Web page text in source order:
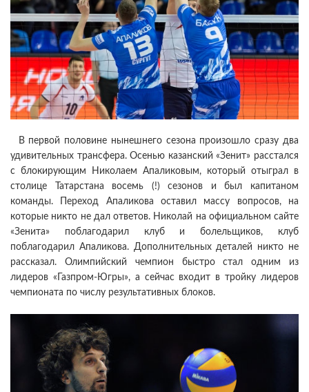
В первой половине нынешнего сезона произошло сразу два
удивительных трансфера. Осенью казанский «Зенит» расстался
с блокирующим Николаем Апаликовым, который отыграл в
столице Татарстана восемь (!) сезонов и был капитаном
команды. Переход Апаликова оставил массу вопросов, на
которые никто не дал ответов. Николай на официальном сайте
«Зенита» поблагодарил клуб и болельщиков, клуб
поблагодарил Апаликова. Дополнительных деталей никто не
рассказал. Олимпийский чемпион быстро стал одним из
лидеров «Газпром-Югры», а сейчас входит в тройку лидеров
чемпионата по числу результативных блоков.